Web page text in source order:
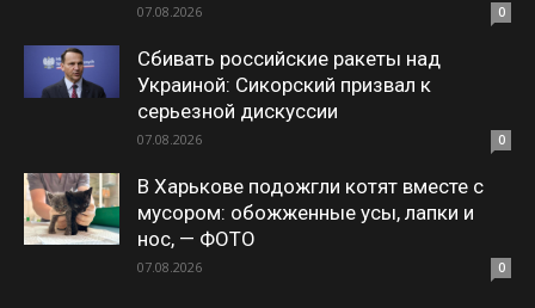
07.08.2026 0
Сбивать российские ракеты над
Украиной: Сикорский призвал к
серьезной дискуссии
07.08.2026 0
В Харькове подожгли котят вместе с
мусором: обожженные усы, лапки и
нос, — ФОТО
07.08.2026 0